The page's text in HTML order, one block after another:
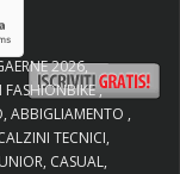
2026
FASHIONBIKE
ABBIGLIAMENTO
TECNICI
CASUAL